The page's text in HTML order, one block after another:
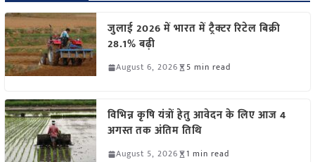
जुलाई 2026 में भारत में ट्रैक्टर रिटेल बिक्री
28.1% बढ़ी
August 6, 2026 5 min read
विभिन्न कृषि यंत्रों हेतु आवेदन के लिए आज 4
अगस्त तक अंतिम तिथि
August 5, 2026 1 min read